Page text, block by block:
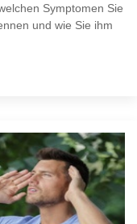
Symptomen Sie
und wie Sie ihm